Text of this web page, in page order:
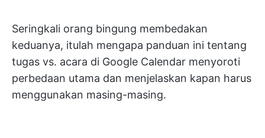
Seringkali orang bingung membedakan
keduanya, itulah mengapa panduan ini tentang
tugas vs. acara di Google Calendar menyoroti
perbedaan utama dan menjelaskan kapan harus
menggunakan masing-masing.